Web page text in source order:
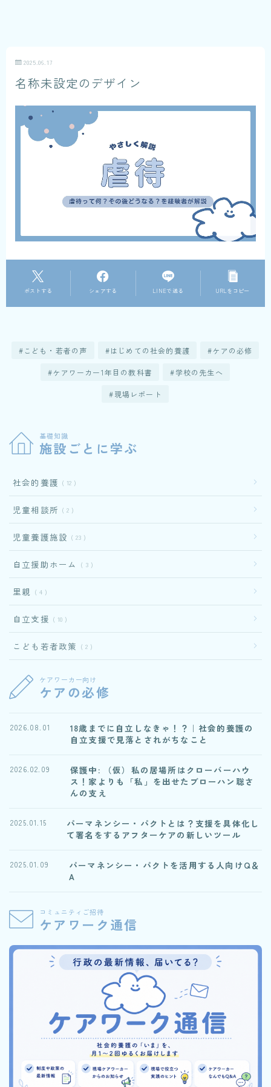
2025.06.17
名称未設定のデザイン
ポストする シェアする LINEで送る URLをコピー
こども・若者の声 はじめての社会的養護 ケアの必修
ケアワーカー1年目の教科書 学校の先生へ
現場レポート
基礎知識
施設ごとに学ぶ
社会的養護 12
児童相談所 2
児童養護施設 23
自立援助ホーム 3
里親 4
自立支援 10
こども若者政策 2
ケアワーカー向け
ケアの必修
18歳までに自立しなきゃ！？｜社会的養護の
自立支援で見落とされがちなこと
2026.08.01
保護中: （仮）私の居場所はクローバーハウ
ス！家よりも「私」を出せたブローハン聡さ
んの支え
2026.02.09
パーマネンシー・パクトとは？支援を具体化し
て署名をするアフターケアの新しいツール
2025.01.15
パーマネンシー・パクトを活用する人向けQ＆
A
2025.01.09
コミュニティご招待
ケアワーク通信